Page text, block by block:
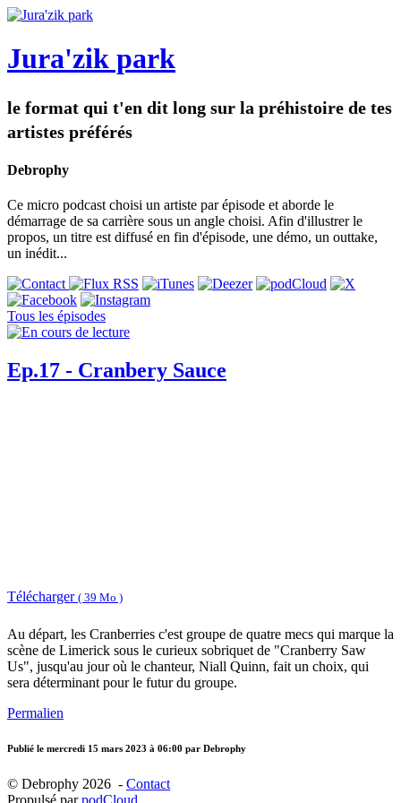
Jura'zik park
le format qui t'en dit long sur la préhistoire de tes
artistes préférés
Debrophy
Ce micro podcast choisi un artiste par épisode et aborde le
démarrage de sa carrière sous un angle choisi. Afin d'illustrer le
propos, un titre est diffusé en fin d'épisode, une démo, un outtake,
un inédit...
Tous les épisodes
Ep.17 - Cranbery Sauce
Télécharger ( 39 Mo )
Au départ, les Cranberries c'est groupe de quatre mecs qui marque la
scène de Limerick sous le curieux sobriquet de "Cranberry Saw
Us", jusqu'au jour où le chanteur, Niall Quinn, fait un choix, qui
sera déterminant pour le futur du groupe.
Permalien
Publié le mercredi 15 mars 2023 à 06:00 par Debrophy
© Debrophy 2026 - Contact
Propulsé parpodCloud